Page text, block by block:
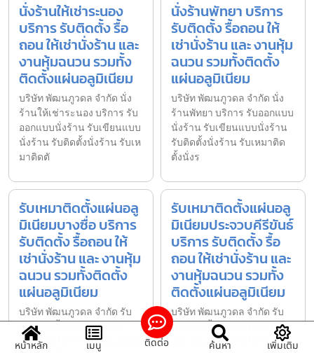
นั่งร้านให้เช่าระนอง
บริการ รับติดตั้ง รื้อ
ถอน ให้เช่านั่งร้าน และ
งานหุ้มฉนวน รวมทั้ง
ติดตั้งแผ่นอลูมิเนียม
บริษัท พัฒนภูวดล จำกัด นั่ง
ร้านให้เช่าระนอง บริการ รับ
ออกแบบนั่งร้าน รับเขียนแบบ
นั่งร้าน รับติดตั้งนั่งร้าน รับเห
มาติดตั
นั่งร้านพัทยา บริการ
รับติดตั้ง รื้อถอน ให้
เช่านั่งร้าน และ งานหุ้ม
ฉนวน รวมทั้งติดตั้ง
แผ่นอลูมิเนียม
บริษัท พัฒนภูวดล จำกัด นั่ง
ร้านพัทยา บริการ รับออกแบบ
นั่งร้าน รับเขียนแบบนั่งร้าน
รับติดตั้งนั่งร้าน รับเหมาติด
ตั้งนั่งร
รับเหมาติดตั้งแผ่นอลู
มิเนียมบางซื่อ บริการ
รับติดตั้ง รื้อถอน ให้
เช่านั่งร้าน และ งานหุ้ม
ฉนวน รวมทั้งติดตั้ง
แผ่นอลูมิเนียม
บริษัท พัฒนภูวดล จำกัด รับ
เหมาติดตั้งแผ่นอลูมิเนียม
บางซื่อ บริการ รับออกแบบนั่ง
รับเหมาติดตั้งแผ่นอลู
มิเนียมประจวบคีรีขันธ์
บริการ รับติดตั้ง รื้อ
ถอน ให้เช่านั่งร้าน และ
งานหุ้มฉนวน รวมทั้ง
ติดตั้งแผ่นอลูมิเนียม
บริษัท พัฒนภูวดล จำกัด รับ
เหมาติดตั้งแผ่นอลูมิเนียม
ประจวบคีรีขันธ์ บริการ รับ
หน้าหลัก เมนู ติดต่อ ค้นหา เพิ่มเติม